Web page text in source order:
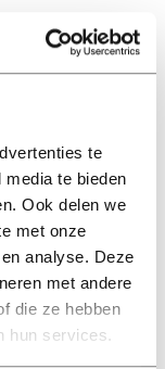
te
te bieden
Ook delen we
met onze
analyse. Deze
met andere
die ze hebben
hun services.
EN
lege